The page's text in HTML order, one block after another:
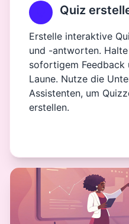
Quiz
Erstelle interaktive
und -antworten.
sofortigem Feedback
Laune. Nutze die
Assistenten, um
erstellen.